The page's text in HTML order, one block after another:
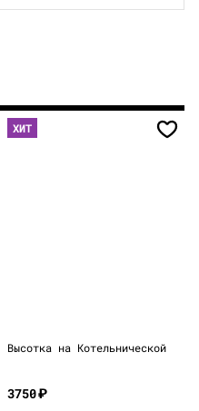
ХИТ
Высотка на Котельнической
3750₽